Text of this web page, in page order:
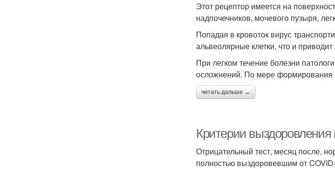
Этот рецептор имеется на
надпочечников, мочевого пузыря,
Попадая в кровоток вирус
альвеолярные клетки, что и
При легком течение болезни
осложнений. По мере формирования
читать дальше →
Критерии выздоровления
Отрицательный тест, месяц после,
полностью выздоровевшим от